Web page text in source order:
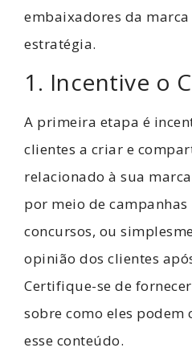
embaixadores da
estratégia.
1. Incentive o
A primeira etapa é
clientes a criar e
relacionado à sua
por meio de campanhas
concursos, ou
opinião dos clientes
Certifique-se de
sobre como eles
esse conteúdo.